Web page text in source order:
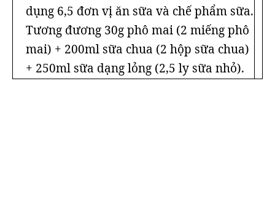
dụng 6,5 đơn vị ăn sữa và chế phẩm sữa.
Tương đương 30g phô mai (2 miếng phô
mai) + 200ml sữa chua (2 hộp sữa chua)
+ 250ml sữa dạng lỏng (2,5 ly sữa nhỏ).